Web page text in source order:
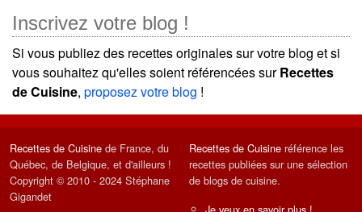
Inscrivez votre blog !
Si vous publiez des recettes originales sur votre blog et si
vous souhaitez qu'elles soient référencées surRecettes
de Cuisine, proposez votre blog !
Recettes de Cuisine de France, du
Québec, de Belgique, et d'ailleurs !
Copyright © 2010 - 2024 Stéphane
Gigandet
Recettes de Cuisine référence les
recettes publiées sur une sélection
de blogs de cuisine.